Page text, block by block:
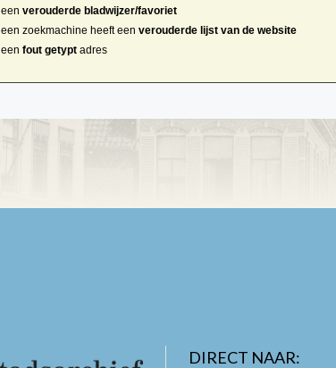
een verouderde bladwijzer/favoriet
een zoekmachine heeft een verouderde lijst van de website
een fout getypt adres
DIRECT NAAR: